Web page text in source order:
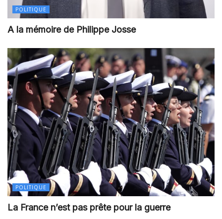
POLITIQUE
A la mémoire de Philippe Josse
POLITIQUE
La France n’est pas prête pour la guerre